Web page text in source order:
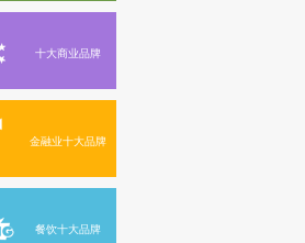
十大商业品牌
金融业十大品牌
餐饮十大品牌